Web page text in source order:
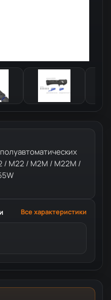
/ M22 / M2M / M22M /
Все характеристики